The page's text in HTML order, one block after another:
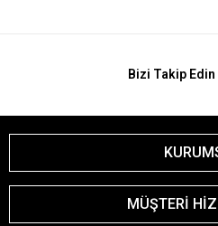
Bizi Takip Edin
MÜŞTERİ